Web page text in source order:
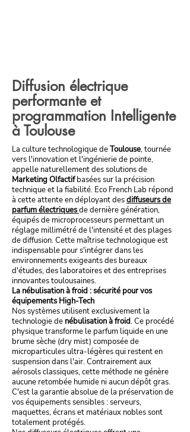
Diffusion électrique
performante et
programmation Intelligente
à Toulouse
La culture technologique deToulouse, tournée
vers l'innovation et l'ingénierie de pointe,
appelle naturellement des solutions de
Marketing Olfactifbasées sur la précision
technique et la fiabilité. Eco French Lab répond
à cette attente en déployant desdiffuseurs de
parfum électriquesde dernière génération,
équipés de microprocesseurs permettant un
réglage millimétré de l'intensité et des plages
de diffusion. Cette maîtrise technologique est
indispensable pour s'intégrer dans les
environnements exigeants des bureaux
d'études, des laboratoires et des entreprises
innovantes toulousaines.
La nébulisation à froid : sécurité pour vos
équipements High-Tech
Nos systèmes utilisent exclusivement la
technologie de nébulisation à froid. Ce procédé
physique transforme le parfum liquide en une
brume sèche (dry mist) composée de
microparticules ultra-légères qui restent en
suspension dans l'air. Contrairement aux
aérosols classiques, cette méthode ne génère
aucune retombée humide ni aucun dépôt gras.
C'est la garantie absolue de la préservation de
vos équipements sensibles : serveurs,
maquettes, écrans et matériaux nobles sont
totalement protégés.